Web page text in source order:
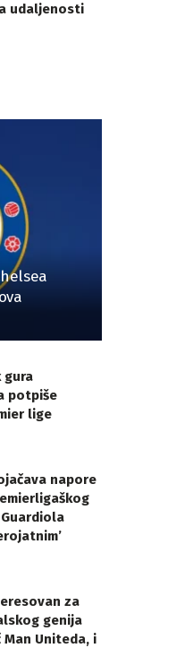
udaljenosti
gura
potpiše
lige
napore
za
genija
Uniteda, i